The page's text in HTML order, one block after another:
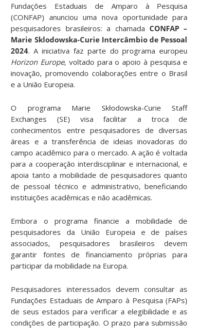
Fundações Estaduais de Amparo à Pesquisa
(CONFAP) anunciou uma nova oportunidade para
pesquisadores brasileiros: a chamada CONFAP –
Marie Sklodowska-Curie Intercâmbio de Pessoal
2024. A iniciativa faz parte do programa europeu
Horizon Europe, voltado para o apoio à pesquisa e
inovação, promovendo colaborações entre o Brasil
e a União Europeia.
O programa Marie Skłodowska-Curie Staff
Exchanges (SE) visa facilitar a troca de
conhecimentos entre pesquisadores de diversas
áreas e a transferência de ideias inovadoras do
campo acadêmico para o mercado. A ação é voltada
para a cooperação interdisciplinar e internacional, e
apoia tanto a mobilidade de pesquisadores quanto
de pessoal técnico e administrativo, beneficiando
instituições acadêmicas e não acadêmicas.
Embora o programa financie a mobilidade de
pesquisadores da União Europeia e de países
associados, pesquisadores brasileiros devem
garantir fontes de financiamento próprias para
participar da mobilidade na Europa.
Pesquisadores interessados devem consultar as
Fundações Estaduais de Amparo à Pesquisa (FAPs)
de seus estados para verificar a elegibilidade e as
condições de participação. O prazo para submissão